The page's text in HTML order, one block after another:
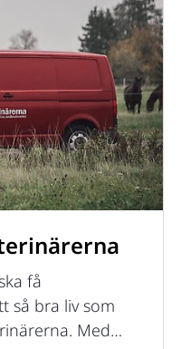
få
så bra liv som
Med